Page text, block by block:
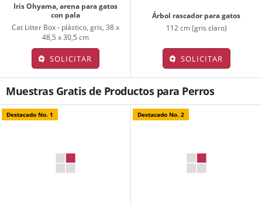
Iris Ohyama, arena para gatos
con pala
Cat Litter Box - plástico, gris, 38 x
48,5 x 30,5 cm
SOLICITAR
Árbol rascador para gatos
112 cm (gris claro)
SOLICITAR
Muestras Gratis de Productos para Perros
Destacado No. 1 Destacado No. 2